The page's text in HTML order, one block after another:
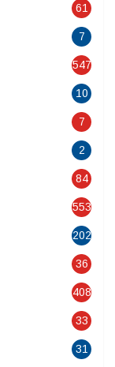
61
7
547
10
7
2
84
553
202
36
408
33
31